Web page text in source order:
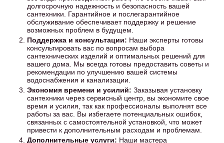
долгосрочную надежность и безопасность вашей
сантехники. Гарантийное и послегарантийное
обслуживание обеспечивает поддержку и решение
возможных проблем в будущем.
Поддержка и консультации: Наши эксперты готовы
консультировать вас по вопросам выбора
сантехнических изделий и оптимальных решений для
вашего дома. Мы всегда готовы предоставить советы и
рекомендации по улучшению вашей системы
водоснабжения и канализации.
Экономия времени и усилий: Заказывая установку
сантехники через сервисный центр, вы экономите свое
время и усилия, так как профессионалы выполнят все
работы за вас. Вы избегаете потенциальных ошибок,
связанных с самостоятельной установкой, что может
привести к дополнительным расходам и проблемам.
Дополнительные услуги: Наши мастера